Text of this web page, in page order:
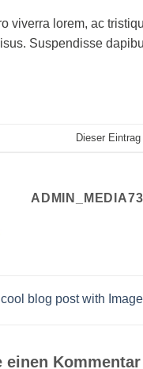
viverra lorem, ac
Suspendisse
Dieser
ADMIN_MEDIA73
blog post with
einen Kommentar